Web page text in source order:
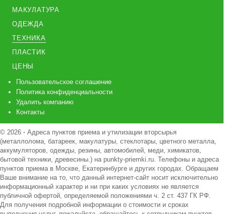
МАКУЛАТУРА
ОДЕЖДА
ТЕХНИКА
ПЛАСТИК
ЦЕНЫ
Пользовательское соглашение
Политика конфиденциальности
Удалить компанию
Контакты
© 2026 · Адреса пунктов приема и утилизации вторсырья
(металлолома, батареек, макулатуры, стеклотары, цветного металла,
аккумуляторов, одежды, резины, автомобилей, меди, химикатов,
бытовой техники, древесины.) на punkty-priemki.ru. Телефоны и адреса
пунктов приема в Москве, Екатеринбурге и других городах. Обращаем
Ваше внимание на то, что данный интернет-сайт носит исключительно
информационный характер и ни при каких условиях не является
публичной офертой, определяемой положениями ч. 2 ст. 437 ГК РФ.
Для получения подробной информации о стоимости и сроках